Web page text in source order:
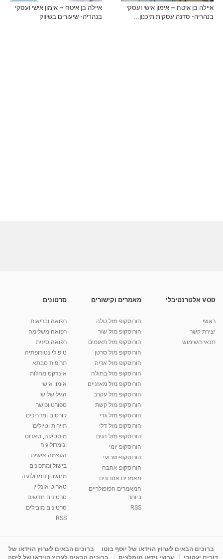
איילה בן איטח – אימון אישי ועסקי
בנהריה- סדנה עסקית תיכנון...
איילה בן איטח – אימון אישי ועסקי
בנהריה- שיעורים בשיווק
VOD אלטרנטיבלי
ראשי
יצירת קשר
תנאי השימוש
מאמרים וקישורים
הורוסקופ מזל טלה
הורוסקופ מזל שור
הורוסקופ מזל תאומים
הורוסקופ מזל סרטן
הורוסקופ מזל אריה
הורוסקופ מזל בתולה
הורוסקופ מזל מאזניים
הורוסקופ מזל עקרב
הורוסקופ מזל קשת
הורוסקופ מזל גדי
הורוסקופ מזל דלי
הורוסקופ מזל דגים
הורוסקופ יומי
הורוסקופ שבועי
הורוסקופ אהבה
מאמרים אחרונים
המאמרים הפופולריים
ביותר
RSS
סרטונים
רפואה ובריאות
רפואה משלימה
רפואה סינית
טיפולי נטורופתיה
תרופות סבתא
אינדקס מחלות
אימון אישי
הגיל שלישי
ספורט וכושר
קורסים ומדריכים
תיירות וטיולים
מיסטיקה, טארוט
ונומרולוגיה
העצמה אישית
בישול ומתכונים
מחשבון נומרולוגיה
טארוט אונליין
סרטונים חדשים
סרטונים מובילים
RSS
ברוכים הבאים לערוץ הוידאו של יוסף בוטו
ברוכים הבאים לערוץ הוידאו של